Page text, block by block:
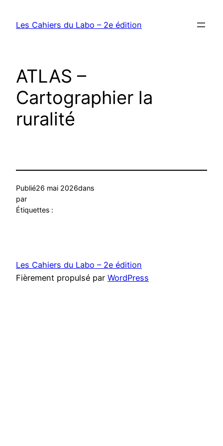
Les Cahiers du Labo – 2e édition
ATLAS –
Cartographier la
ruralité
Publié26 mai 2026dans
par
Étiquettes :
Les Cahiers du Labo – 2e édition
Fièrement propulsé par WordPress